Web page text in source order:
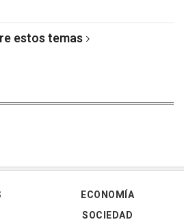
estos temas
ECONOMÍA
SOCIEDAD